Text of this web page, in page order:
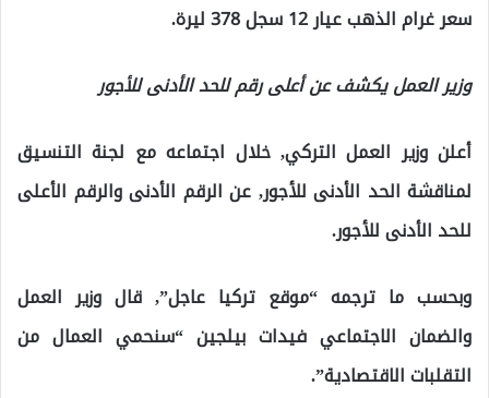
سعر غرام الذهب عيار 12 سجل 378 ليرة.
وزير العمل يكشف عن أعلى رقم للحد الأدنى للأجور
أعلن وزير العمل التركي, خلال اجتماعه مع لجنة التنسيق
لمناقشة الحد الأدنى للأجور, عن الرقم الأدنى والرقم الأعلى
للحد الأدنى للأجور.
وبحسب ما ترجمه “موقع تركيا عاجل”, قال وزير العمل
والضمان الاجتماعي فيدات بيلجين “سنحمي العمال من
التقلبات الاقتصادية”.